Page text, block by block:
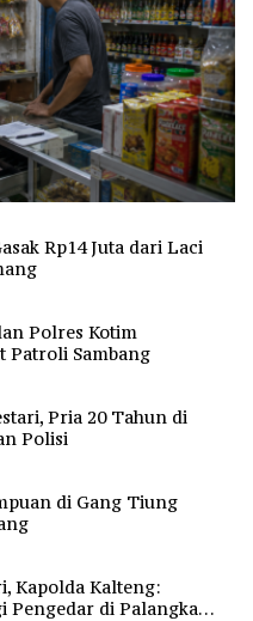
Rp14 Juta dari Laci
Polres Kotim
Patroli Sambang
Pria 20 Tahun di
Polisi
di Gang Tiung
Kapolda Kalteng:
Pengedar di Palangka